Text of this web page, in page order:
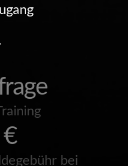
bei